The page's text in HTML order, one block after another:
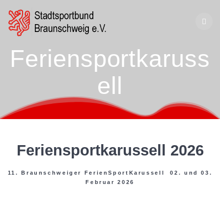
Feriensportkaruss
ell
Feriensportkarussell 2026
11. Braunschweiger FerienSportKarussell 02. und 03.
Februar 2026